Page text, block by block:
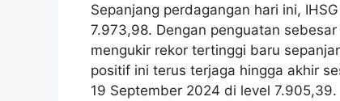
Sepanjang perdagangan hari ini,
7.973,98. Dengan penguatan sebesar
mengukir rekor tertinggi baru
positif ini terus terjaga hingga akhir
19 September 2024 di level 7.905,39.